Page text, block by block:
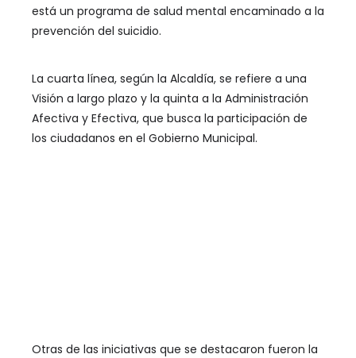
está un programa de salud mental encaminado a la
prevención del suicidio.
La cuarta línea, según la Alcaldía, se refiere a una
Visión a largo plazo y la quinta a la Administración
Afectiva y Efectiva, que busca la participación de
los ciudadanos en el Gobierno Municipal.
Otras de las iniciativas que se destacaron fueron la